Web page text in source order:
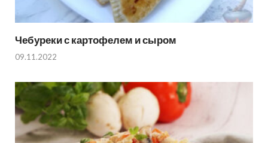
Чебуреки с картофелем и сыром
09.11.2022